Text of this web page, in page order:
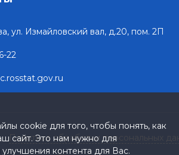
ул. Измайловский вал, д.20, пом. 2П
22
Политика обработки персональных
cookie для того, чтобы понять, как
сайт. Это нам нужно для
контента для Вас.